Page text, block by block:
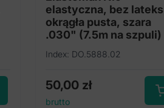
elastyczna, bez
okrągła pusta, szara
.030" (7.5m na szpuli)
Index: DO.5888.02
50,00 zł
brutto